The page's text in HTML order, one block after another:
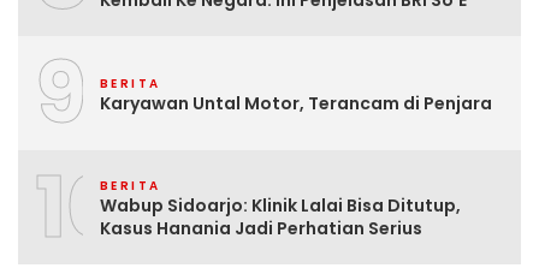
9 BERITA
Karyawan Untal Motor, Terancam di Penjara
10BERITA
Wabup Sidoarjo: Klinik Lalai Bisa Ditutup,
Kasus Hanania Jadi Perhatian Serius